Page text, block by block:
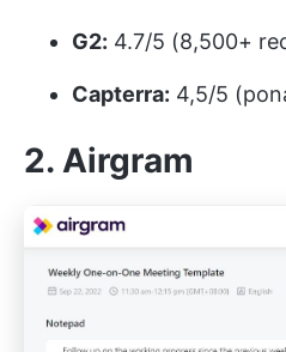
G2: 4.7/5 (8,500+
Capterra: 4,5/5
2. Airgram